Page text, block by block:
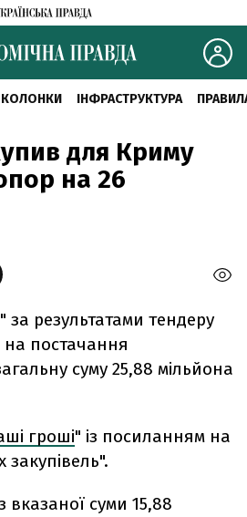
КОЛОНКИ ІНФРАСТРУКТУРА
для Криму
на 26
результатами тендеру
на постачання
суму 25,88 мільйона
гроші" із посиланням на
вказаної суми 15,88